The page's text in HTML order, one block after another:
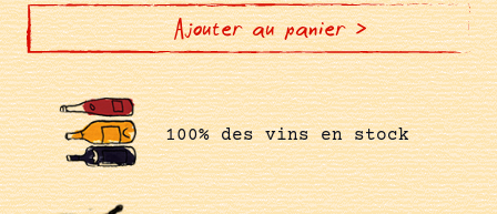
FALAISE
Ajouter au panier >
100% des vins en stock